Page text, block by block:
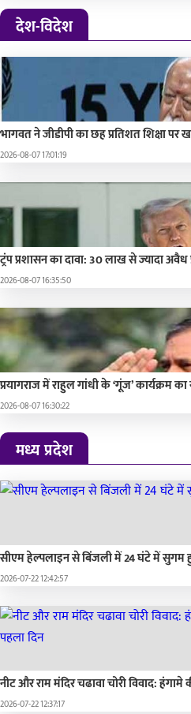
देश-विदेश
भागवत ने जीडीपी का छह प्रतिशत शिक्षा पर
2026-08-07 17:01:19
ट्रंप प्रशासन का दावा: 30 लाख से ज्यादा अवैध
2026-08-07 16:35:50
प्रयागराज में राहुल गांधी के ‘गूंज’ कार्यक्रम का
2026-08-07 16:30:22
मध्य प्रदेश
सीएम हेल्पलाइन से बिंजली में 24 घंटे में सुगम
2026-07-22 12:42:57
नीट और राम मंदिर चढावा चोरी विवाद:
2026-07-22 12:37:17